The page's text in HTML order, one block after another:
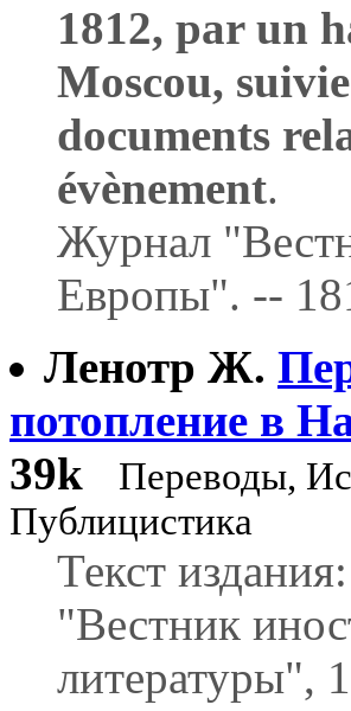
1812, par un
Moscou,
documents
évènement.
Журнал
Европы". --
Ленотр Ж.
потопление в
39k
Переводы,
Публицистика
Текст
"Вестник
литературы",